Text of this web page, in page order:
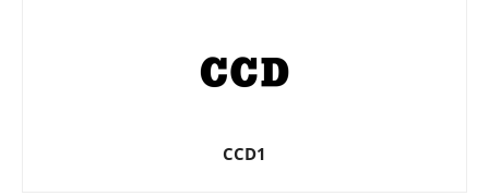
CCD1